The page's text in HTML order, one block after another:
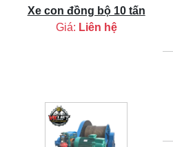
Xe con đồng bộ 10 tấn
Giá: Liên hệ